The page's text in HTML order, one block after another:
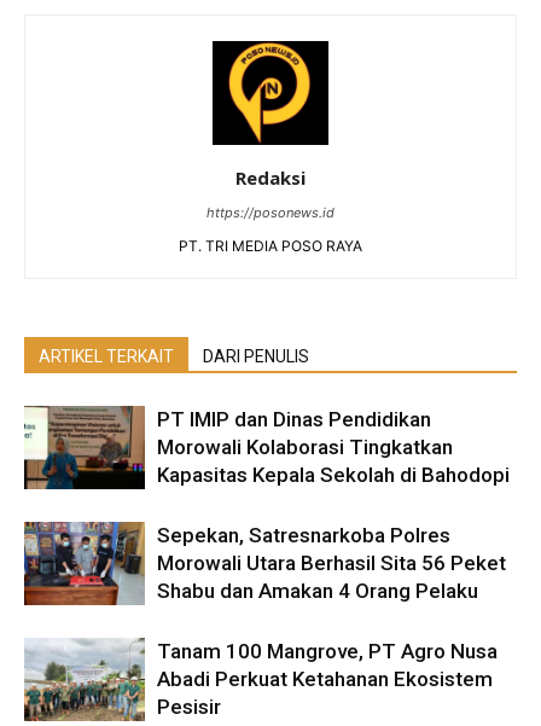
Redaksi
https://posonews.id
PT. TRI MEDIA POSO RAYA
ARTIKEL TERKAIT DARI PENULIS
PT IMIP dan Dinas Pendidikan
Morowali Kolaborasi Tingkatkan
Kapasitas Kepala Sekolah di Bahodopi
Sepekan, Satresnarkoba Polres
Morowali Utara Berhasil Sita 56 Peket
Shabu dan Amakan 4 Orang Pelaku
Tanam 100 Mangrove, PT Agro Nusa
Abadi Perkuat Ketahanan Ekosistem
Pesisir